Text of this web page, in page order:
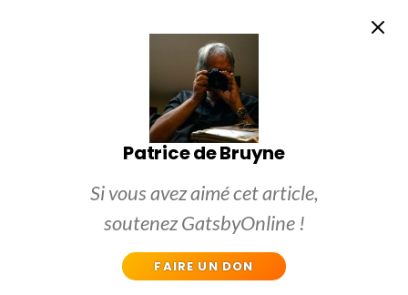
Patrice de Bruyne
Si vous avez aimé cet article,
soutenez GatsbyOnline !
FAIRE UN DON